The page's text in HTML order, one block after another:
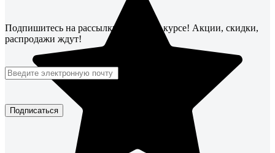
Подпишитесь на рассылку
и будьте в курсе! Акции, скидки,
распродажи ждут!
Подписаться